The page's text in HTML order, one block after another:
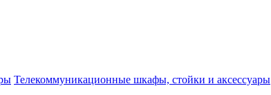
Телекоммуникационные шкафы, стойки и аксессуары